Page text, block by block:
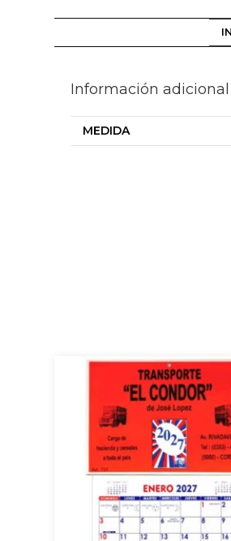
Información adicional
MEDIDA